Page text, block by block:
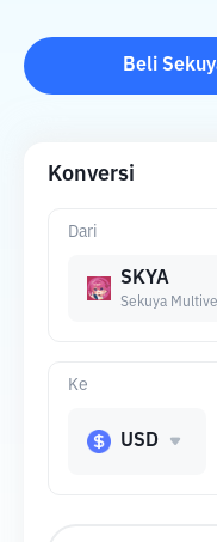
Beli
Konversi
Dari
SKYA
Sekuya
Ke
USD